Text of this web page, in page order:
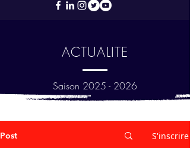
ACTUALITE
Saison 2025 - 2026
Post S'inscrire